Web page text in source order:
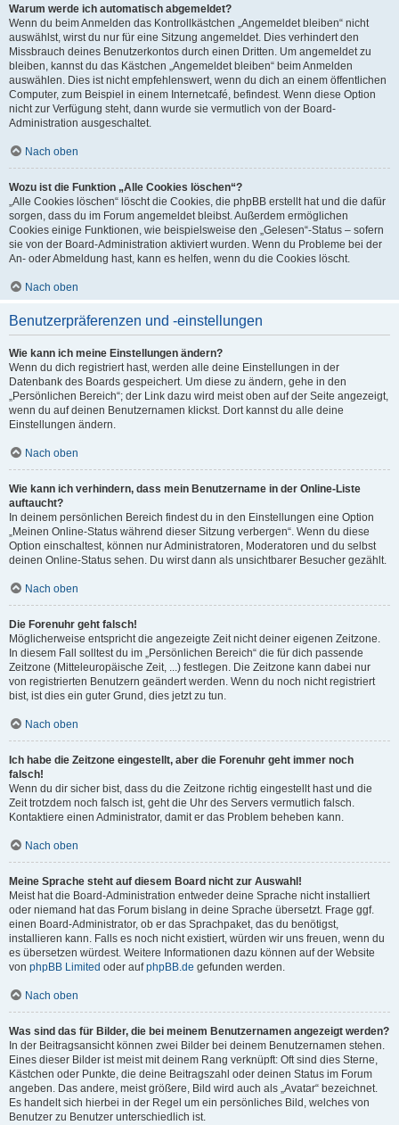
Warum werde ich automatisch abgemeldet?
Wenn du beim Anmelden das Kontrollkästchen „Angemeldet bleiben“ nicht
auswählst, wirst du nur für eine Sitzung angemeldet. Dies verhindert den
Missbrauch deines Benutzerkontos durch einen Dritten. Um angemeldet zu
bleiben, kannst du das Kästchen „Angemeldet bleiben“ beim Anmelden
auswählen. Dies ist nicht empfehlenswert, wenn du dich an einem öffentlichen
Computer, zum Beispiel in einem Internetcafé, befindest. Wenn diese Option
nicht zur Verfügung steht, dann wurde sie vermutlich von der Board-
Administration ausgeschaltet.
Nach oben
Wozu ist die Funktion „Alle Cookies löschen“?
„Alle Cookies löschen“ löscht die Cookies, die phpBB erstellt hat und die dafür
sorgen, dass du im Forum angemeldet bleibst. Außerdem ermöglichen
Cookies einige Funktionen, wie beispielsweise den „Gelesen“-Status – sofern
sie von der Board-Administration aktiviert wurden. Wenn du Probleme bei der
An- oder Abmeldung hast, kann es helfen, wenn du die Cookies löscht.
Nach oben
Benutzerpräferenzen und -einstellungen
Wie kann ich meine Einstellungen ändern?
Wenn du dich registriert hast, werden alle deine Einstellungen in der
Datenbank des Boards gespeichert. Um diese zu ändern, gehe in den
„Persönlichen Bereich“; der Link dazu wird meist oben auf der Seite angezeigt,
wenn du auf deinen Benutzernamen klickst. Dort kannst du alle deine
Einstellungen ändern.
Nach oben
Wie kann ich verhindern, dass mein Benutzername in der Online-Liste
auftaucht?
In deinem persönlichen Bereich findest du in den Einstellungen eine Option
„Meinen Online-Status während dieser Sitzung verbergen“. Wenn du diese
Option einschaltest, können nur Administratoren, Moderatoren und du selbst
deinen Online-Status sehen. Du wirst dann als unsichtbarer Besucher gezählt.
Nach oben
Die Forenuhr geht falsch!
Möglicherweise entspricht die angezeigte Zeit nicht deiner eigenen Zeitzone.
In diesem Fall solltest du im „Persönlichen Bereich“ die für dich passende
Zeitzone (Mitteleuropäische Zeit, ...) festlegen. Die Zeitzone kann dabei nur
von registrierten Benutzern geändert werden. Wenn du noch nicht registriert
bist, ist dies ein guter Grund, dies jetzt zu tun.
Nach oben
Ich habe die Zeitzone eingestellt, aber die Forenuhr geht immer noch
falsch!
Wenn du dir sicher bist, dass du die Zeitzone richtig eingestellt hast und die
Zeit trotzdem noch falsch ist, geht die Uhr des Servers vermutlich falsch.
Kontaktiere einen Administrator, damit er das Problem beheben kann.
Nach oben
Meine Sprache steht auf diesem Board nicht zur Auswahl!
Meist hat die Board-Administration entweder deine Sprache nicht installiert
oder niemand hat das Forum bislang in deine Sprache übersetzt. Frage ggf.
einen Board-Administrator, ob er das Sprachpaket, das du benötigst,
installieren kann. Falls es noch nicht existiert, würden wir uns freuen, wenn du
es übersetzen würdest. Weitere Informationen dazu können auf der Website
von phpBB Limited oder aufphpBB.de gefunden werden.
Nach oben
Was sind das für Bilder, die bei meinem Benutzernamen angezeigt werden?
In der Beitragsansicht können zwei Bilder bei deinem Benutzernamen stehen.
Eines dieser Bilder ist meist mit deinem Rang verknüpft: Oft sind dies Sterne,
Kästchen oder Punkte, die deine Beitragszahl oder deinen Status im Forum
angeben. Das andere, meist größere, Bild wird auch als „Avatar“ bezeichnet.
Es handelt sich hierbei in der Regel um ein persönliches Bild, welches von
Benutzer zu Benutzer unterschiedlich ist.